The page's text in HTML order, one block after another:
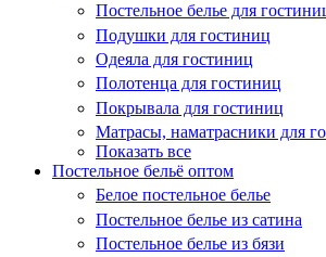
Постельное белье для
Подушки для гостиниц
Одеяла для гостиниц
Полотенца для гостиниц
Покрывала для гостиниц
Матрасы, наматрасники для
Показать все
Постельное бельё оптом
Белое постельное белье
Постельное белье из сатина
Постельное белье из бязи